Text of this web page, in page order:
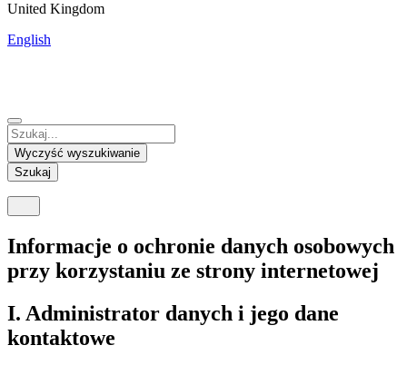
United Kingdom
English
India
English
Malaysia
Thailand
Vietnam
Nicaragua
Español
United States
Wyczyść wyszukiwanie
Szukaj
Informacje o ochronie danych osobowych
przy korzystaniu ze strony internetowej
I. Administrator danych i jego dane
kontaktowe